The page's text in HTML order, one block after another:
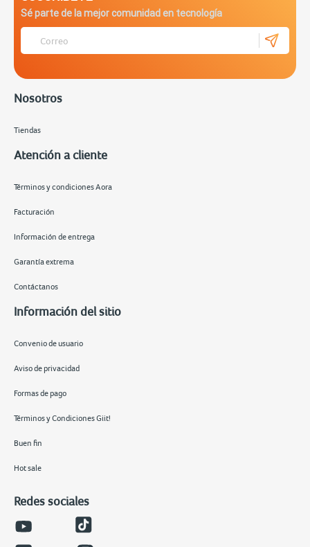
Sé parte de la mejor comunidad en tecnología
Nosotros
Tiendas
Atención a cliente
Términos y condiciones Aora
Facturación
Información de entrega
Garantía extrema
Contáctanos
Información del sitio
Convenio de usuario
Aviso de privacidad
Formas de pago
Términos y Condiciones Giit!
Buen fin
Hot sale
Redes sociales